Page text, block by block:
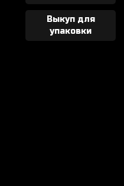
Выкуп для
упаковки